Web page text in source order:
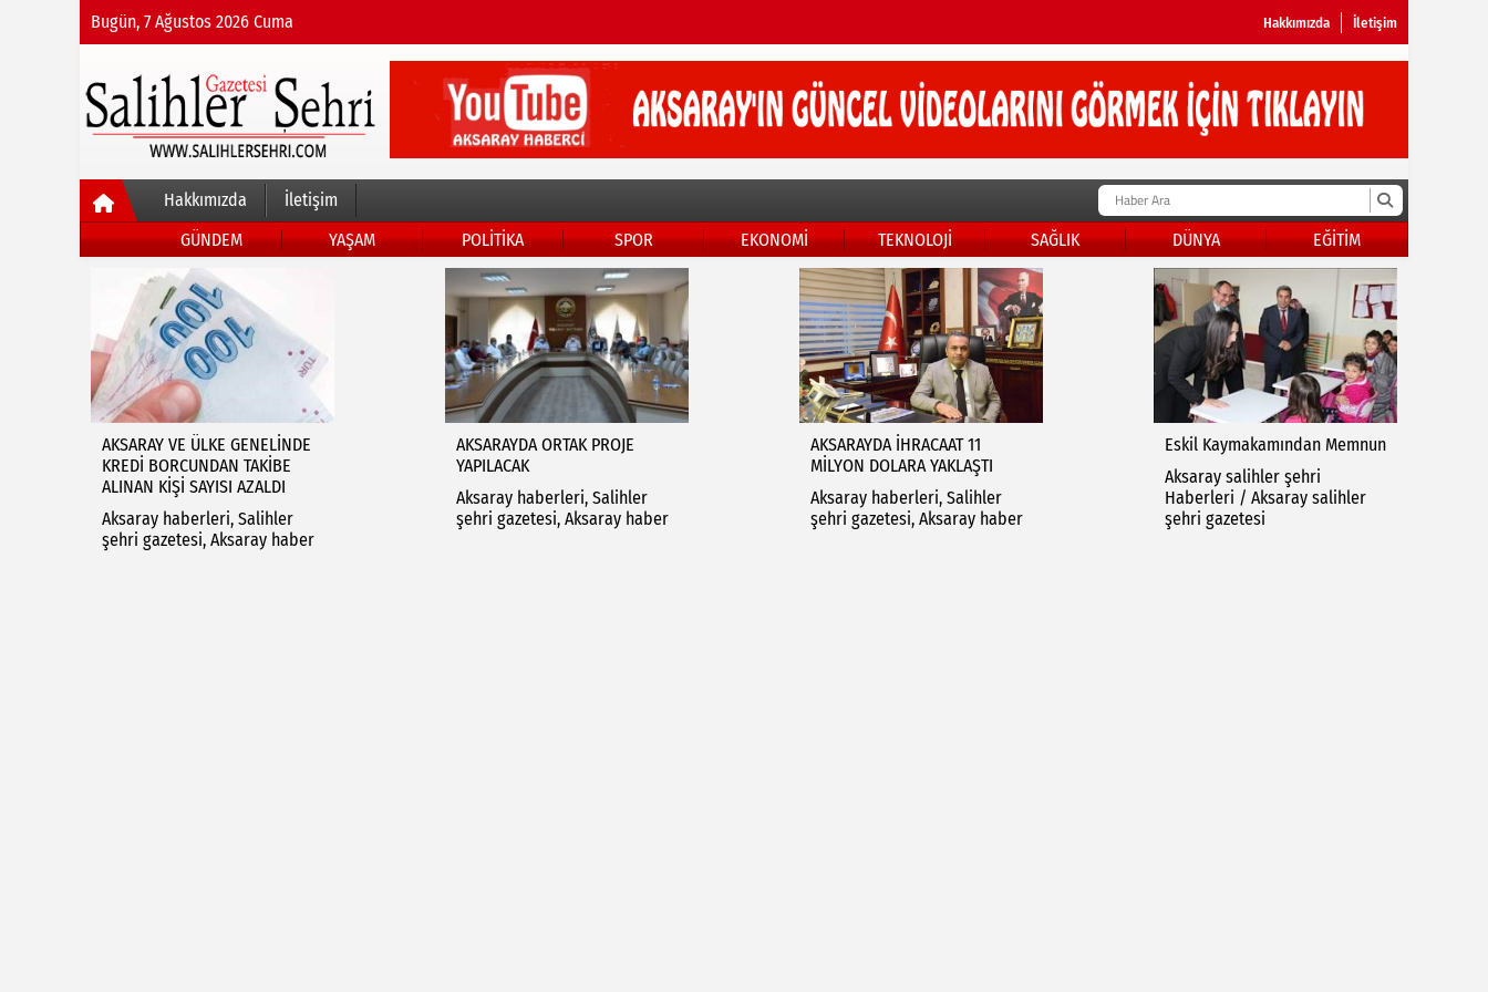
Bugün, 7 Ağustos 2026 Cuma Hakkımızda İletişim
Hakkımızda
İletişim
GÜNDEM
YAŞAM POLİTİKA SPOR EKONOMİ TEKNOLOJİ SAĞLIK DÜNYA EĞİTİM
EKONOMİ
HABERLERI
AKSARAY VE ÜLKE GENELİNDE
KREDİ BORCUNDAN TAKİBE
ALINAN KİŞİ SAYISI AZALDI
Aksaray haberleri, Salihler
şehri gazetesi, Aksaray haber
AKSARAYDA ORTAK PROJE
YAPILACAK
Aksaray haberleri, Salihler
şehri gazetesi, Aksaray haber
AKSARAYDA İHRACAAT 11
MİLYON DOLARA YAKLAŞTI
Aksaray haberleri, Salihler
şehri gazetesi, Aksaray haber
Eskil Kaymakamından Memnun
Aksaray salihler şehri
Haberleri / Aksaray salihler
şehri gazetesi